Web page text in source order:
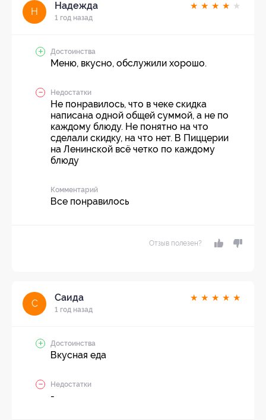
Н
Надежда
1 год назад
★ ★ ★ ★ ★
Достоинства
Меню, вкусно, обслужили хорошо.
Недостатки
Не понравилось, что в чеке скидка
написана одной общей суммой, а не по
каждому блюду. Не понятно на что
сделали скидку, на что нет. В Пиццерии
на Ленинской всё четко по каждому
блюду
Комментарий
Все понравилось
Отзыв полезен?
С
Саида
1 год назад
★ ★ ★ ★ ★
Достоинства
Вкусная еда
Недостатки
-